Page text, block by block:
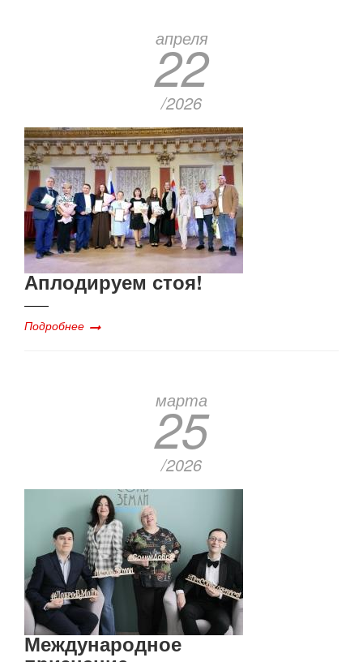
апреля
22
/2026
Аплодируем стоя!
Подробнее
марта
25
/2026
Международное